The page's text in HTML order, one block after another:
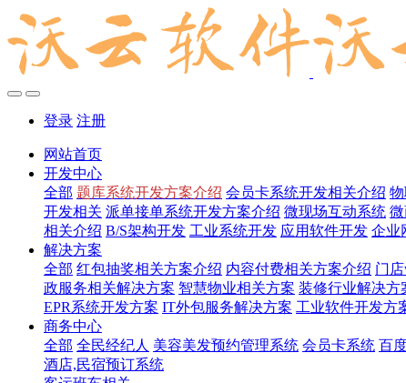
登录 注册
网站首页
开发中心
全部 题库系统开发方案介绍 会员卡系统开发相关介绍
开发相关 派单接单系统开发方案介绍 微现场互动系统
相关介绍 B/S架构开发 工业系统开发 应用软件开发 企业
解决方案
全部 红包抽奖相关方案介绍 内容付费相关方案介绍 门
政服务相关解决方案 智慧物业相关方案 装修行业解决方
EPR系统开发方案 IT外包服务解决方案 工业软件开发方
商务中心
全部 全民经纪人 美容美发预约管理系统 会员卡系统 百
酒店,民宿预订系统